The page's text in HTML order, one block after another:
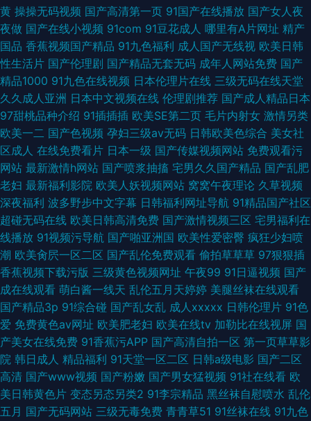
黄 操操无码视频 国产高清第一页 91国产在线播放 国产女人夜
夜做 国产在线小视频 91com 91豆花成人 哪里有A片网址 精产
国品 香蕉视频国产精品 91九色福利 成人国产无线视 欧美日韩
性生活片 国产伦理剧 国产精品无套无码 成年人网站免费 国产
精品1000 91九色在线视频 日本伦理片在线 三级无码在线天堂
久久成人亚洲 日本中文视频在线 伦理剧推荐 国产成人精品日本
97甜桃品种介绍 91插插插 欧美SE第二页 毛片内射女 激情另类
欧美一二 国产色视频 孕妇三级av无码 日韩欧美色综合 美女社
区成人 在线免费看片 日本一级 国产传媒视频网站 免费观看污
网站 最新激情h网站 国产喷浆抽搐 宅男久久国产精品 国产乱肥
老妇 最新福利影院 欧美人妖视频网站 窝窝午夜理论 久草视频
深夜福利 波多野步中文字幕 日韩福利网址导航 91精品国产社区
超碰无码在线 欧美日韩高清免费 国产激情视频三区 宅男福利在
线播放 91视频污导航 国产啪亚洲国 欧美性爱密臀 疯狂少妇喷
潮 欧美肏屄一区二区 国产乱伦免费观看 偷拍草草草 97狠狠插
香蕉视频下载污版 三级黄色视频网址 午夜99 91日逼视频 国产
成在线观看 萌白酱一线天 乱伦五月天婷婷 美腿丝袜在线观看
国产精品3p 91综合碰 国产乱女乱 成人xxxxx 日韩伦理片 91色
爱 免费黄色av网址 欧美肥老妇 欧美在线tv 加勒比在线视屏 国
产美女在线免费 91香蕉污APP 国产高清自拍一区 第一页草草影
院 韩日成人 精品福利 91天堂一区二区 日韩a级电影 国产二区
高清 国产www视频 国产粉嫩 国产男女猛视频 91社在线看 欧
美日韩黄色片 变态另态另类2 91李宗精品 黑丝袜自慰喷水 乱伦
五月 国产无码网站 三级无毒免费 青青草51 91丝袜在线 91九色